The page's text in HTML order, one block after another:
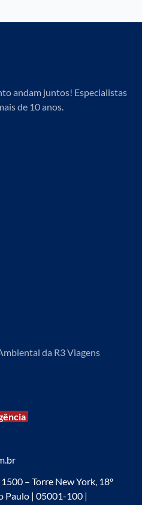
andam juntos! Especialistas
de 10 anos.
da R3 Viagens
– Torre New York, 18º
Paulo | 05001-100 |